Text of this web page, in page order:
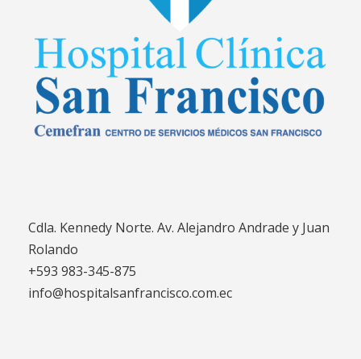
Cdla. Kennedy Norte. Av. Alejandro Andrade y Juan
Rolando
+593 983-345-875
info@hospitalsanfrancisco.com.ec